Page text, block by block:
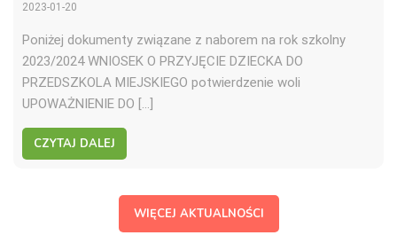
2023-01-20
Poniżej dokumenty związane z naborem na rok szkolny
2023/2024 WNIOSEK O PRZYJĘCIE DZIECKA DO
PRZEDSZKOLA MIEJSKIEGO potwierdzenie woli
UPOWAŻNIENIE DO […]
CZYTAJ DALEJ
WIĘCEJ AKTUALNOŚCI